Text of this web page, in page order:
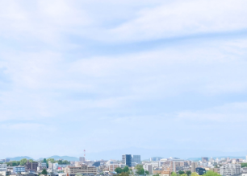
お知らせ
ふれあう共済について
各種申請・問合せ